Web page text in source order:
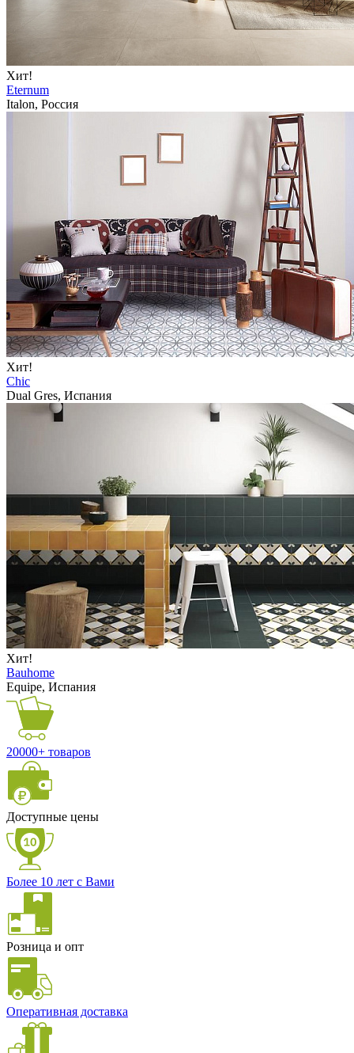
Хит!
Eternum
Italon, Россия
Хит!
Chic
Dual Gres, Испания
Хит!
Bauhome
Equipe, Испания
20000+ товаров
Доступные цены
Более 10 лет с Вами
Розница и опт
Оперативная доставка